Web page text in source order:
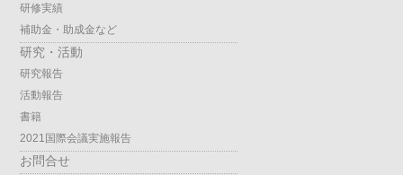
研修実績
補助金・助成金など
研究・活動
研究報告
活動報告
書籍
2021国際会議実施報告
お問合せ